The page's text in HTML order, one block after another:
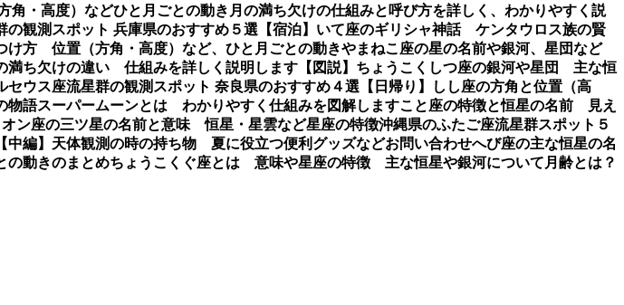
・高度）などひと月ごとの動き 月の満ち欠けの仕組みと呼び方を詳しく、わかりやすく説
の観測スポット 兵庫県のおすすめ５選【宿泊】 いて座のギリシャ神話 ケンタウロス族の賢
け方 位置（方角・高度）など、ひと月ごとの動きやまねこ座の星の名前や銀河、星団など
満ち欠けの違い 仕組みを詳しく説明します【図説】 ちょうこくしつ座の銀河や星団 主な恒
セウス座流星群の観測スポット 奈良県のおすすめ４選【日帰り】
しし座の方角と位置（高
物語スーパームーンとは わかりやすく仕組みを図解しますこと座の特徴と恒星の名前 見え
ン座の三ツ星の名前と意味 恒星・星雲など星座の特徴沖縄県のふたご座流星群スポット５
編】 天体観測の時の持ち物 夏に役立つ便利グッズなどお問い合わせへび座の主な恒星の名
の動きのまとめちょうこくぐ座とは 意味や星座の特徴 主な恒星や銀河について 月齢とは？